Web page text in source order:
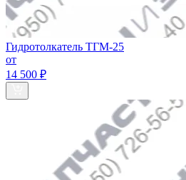
Гидротолкатель ТГМ-25
от
14 500 ₽